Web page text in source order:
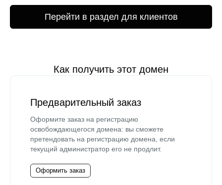
Перейти в раздел для клиентов
Как получить этот домен
Предварительный заказ
Оформите заказ на регистрацию
освобождающегося домена: вы сможете
претендовать на регистрацию домена, если
текущий администратор его не продлит.
Оформить заказ